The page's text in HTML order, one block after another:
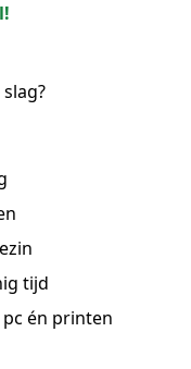
tijd
én printen